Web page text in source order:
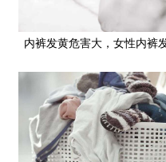
内裤发黄危害大，女性内裤